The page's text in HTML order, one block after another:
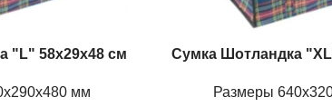
"L" 58х29х48 см
мм
Сумка Шотландка
Размеры